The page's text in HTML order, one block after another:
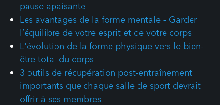
pause apaisante
Les avantages de la forme mentale – Garder
l’équilibre de votre esprit et de votre corps
L'évolution de la forme physique vers le bien-
être total du corps
3 outils de récupération post-entraînement
importants que chaque salle de sport devrait
offrir à ses membres